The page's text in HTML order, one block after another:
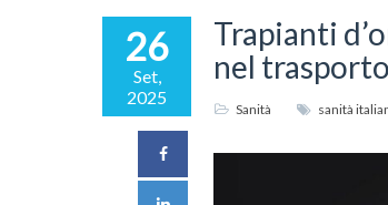
26
Set,
2025
Trapianti
nel
Sanità sanità